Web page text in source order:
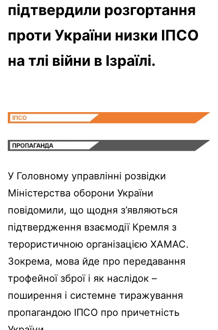
підтвердили розгортання
проти України низки ІПСО
на тлі війни в Ізраїлі.
У Головному управлінні розвідки
Міністерства оборони України
повідомили, що щодня з’являються
підтвердження взаємодії Кремля з
терористичною організацією ХАМАС.
Зокрема, мова йде про передавання
трофейної зброї і як наслідок –
поширення і системне тиражування
пропагандою ІПСО про причетність